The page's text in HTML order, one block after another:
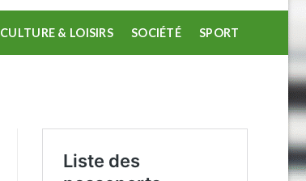
CULTURE & LOISIRS SOCIÉTÉ SPORT